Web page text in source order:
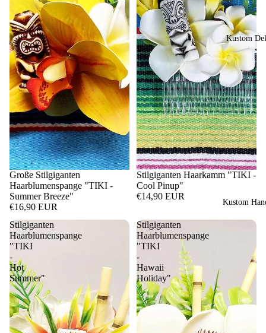
Kustom
Kustom
Große Stilgiganten
Haarblumenspange "TIKI -
Summer Breeze"
€16,90 EUR
Stilgiganten Haarkamm "TIKI -
Cool Pinup"
€14,90 EUR
Stilgiganten
Haarblumenspange
"TIKI
-
Hot
Summer"
Stilgiganten
Haarblumenspange
"TIKI
-
Hawaii
Holiday"